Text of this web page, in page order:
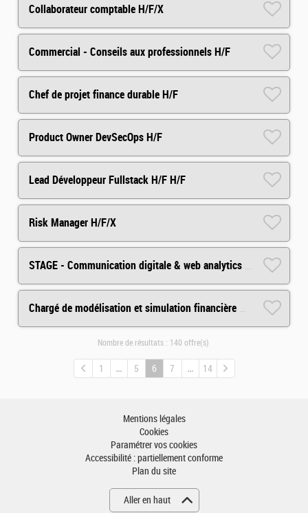
Collaborateur comptable H/F/X
Commercial - Conseils aux professionnels H/F
Chef de projet finance durable H/F
Product Owner DevSecOps H/F
Lead Développeur Fullstack H/F H/F
Risk Manager H/F/X
STAGE - Communication digitale & web analytics H/F
Chargé de modélisation et simulation financière H/F
Nombre de résultats : 140 offre(s)
1 5 6 7 14
Mentions légales
Cookies
Paramétrer vos cookies
Accessibilité : partiellement conforme
Plan du site
Aller en haut